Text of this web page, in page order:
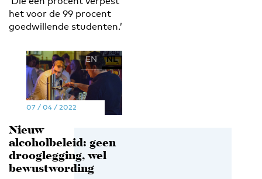
het voor de 99 procent
goedwillende studenten.’
EN NL
07 / 04 / 2022
Nieuw
alcoholbeleid: geen
drooglegging, wel
bewustwording